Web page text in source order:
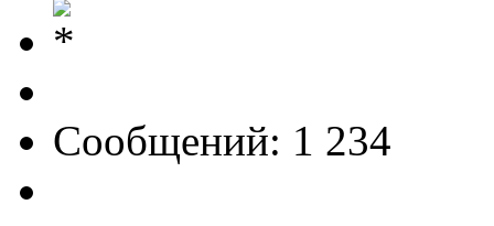
Сообщений: 1 234